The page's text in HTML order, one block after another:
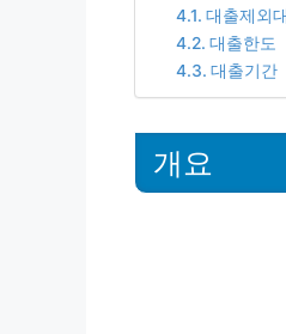
대출제외
대출한도
대출기간
개요